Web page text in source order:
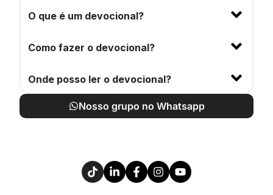
O que é um devocional?
Como fazer o devocional?
Onde posso ler o devocional?
Nosso grupo no Whatsapp